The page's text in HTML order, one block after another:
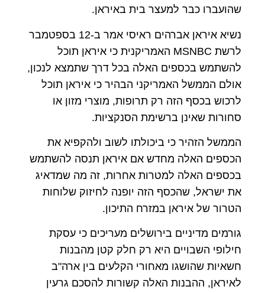
שהועברו כבר למעצר בית באיראן.
נשיא איראן אברהים ראיסי אמר ב-12 בספטמבר
לרשת MSNBC האמריקנית כי איראן תוכל
להשתמש בכספים האלה בכל דרך שתמצא לנכון,
אולם הממשל האמריקני הבהיר כי איראן תוכל
לרכוש בכסף הזה רק תרופות, מוצרי מזון או
סחורות שאינן ברשימת הסנקציות.
הממשל הזהיר כי ביכולתו לשוב ולהקפיא את
הכספים האלה מחדש אם איראן תנסה להשתמש
בכספים האלה למטרות אחרות, זה מה שמדאיג
את ישראל, שהכסף הזה יופנה לחיזוק שלוחות
הטרור של איראן במזרח התיכון.
גורמים מדיניים בירושלים מעריכים כי עסקת
חילופי השבויים היא רק חלק קטן מהבנות
חשאיות שהושגו מאחורי הקלעים בין ארה"ב
לאיראן, ההבנות האלה קשורות להסכם גרעין